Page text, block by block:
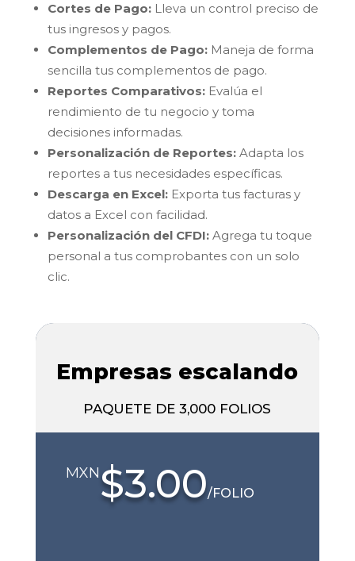
Cortes de Pago:Lleva un control preciso de
tus ingresos y pagos.
Complementos de Pago: Maneja de forma
sencilla tus complementos de pago.
Reportes Comparativos:Evalúa el
rendimiento de tu negocio y toma
decisiones informadas.
Personalización de Reportes: Adapta los
reportes a tus necesidades específicas.
Descarga en Excel: Exporta tus facturas y
datos a Excel con facilidad.
Personalización del CFDI: Agrega tu toque
personal a tus comprobantes con un solo
clic.
Empresas escalando
PAQUETE DE 3,000 FOLIOS
MXN$3.00/FOLIO